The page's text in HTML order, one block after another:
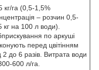
кг/га (0,5-1,5%
– розчин 0,5-
кг на 100 л води).
по аркуші
перед цвітінням
2 до 6 разів. Витрата води
600 л/га.